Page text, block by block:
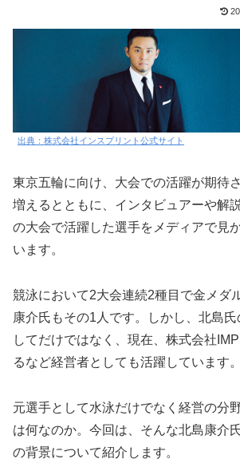
出典：株式会社インスプリント公式サイト
東京五輪に向け、大会での活躍が期待
増えるとともに、インタビュアーや解
の大会で活躍した選手をメディアで見
います。
競泳において2大会連続2種目で金メダ
康介氏もその1人です。しかし、北島
してだけではなく、現在、株式会社
るなど経営者としても活躍しています。
元選手として水泳だけでなく経営の分
は何なのか。今回は、そんな北島康介
の背景について紹介します。